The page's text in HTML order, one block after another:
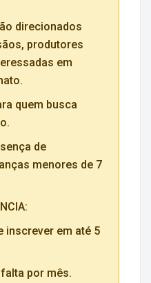
direcionados
produtores
em
quem busca
de
menores de 7
inscrever em até 5
por mês.